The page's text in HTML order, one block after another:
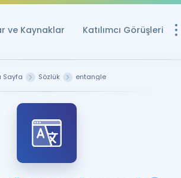
ve Kaynaklar Katılımcı Görüşleri
Sayfa Sözlük entangle